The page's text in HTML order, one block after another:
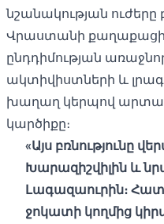
նշանակության ուժերը
Վրաստանի
ընդդիմության
ակտիվիստների և
խաղաղ կերպով
կարծիքը։
«Այս բռնությունը
Խարազիշվիլին և
Լագազաուրին։
ջոկատի կողմից